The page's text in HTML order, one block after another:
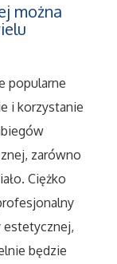
można
popularne
i korzystanie
zarówno
Ciężko
estetycznej,
będzie